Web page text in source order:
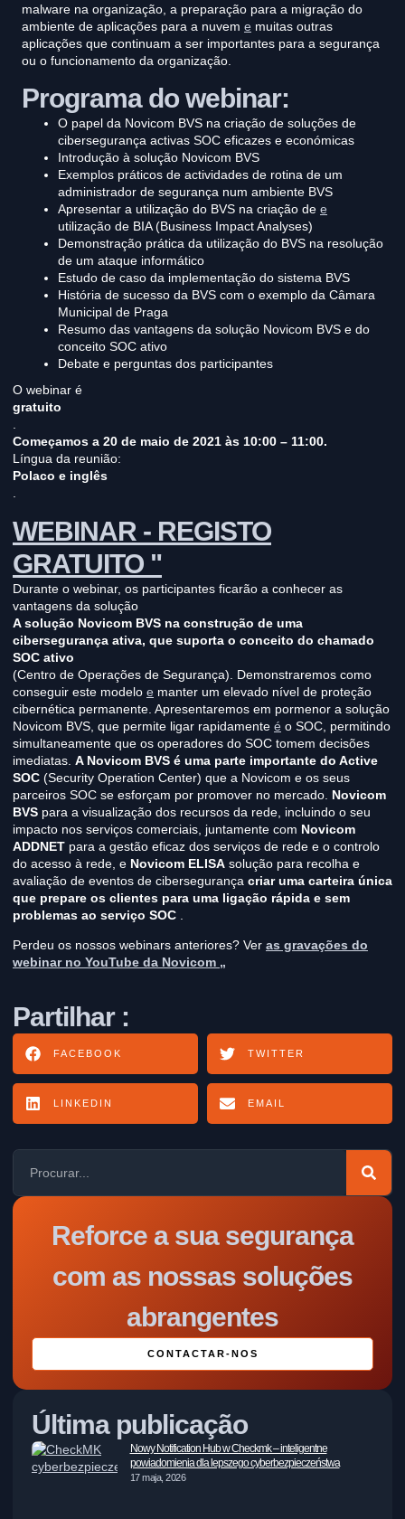
malware na organização, a preparação para a migração do
ambiente de aplicações para a nuvem e muitas outras
aplicações que continuam a ser importantes para a segurança
ou o funcionamento da organização.
Programa do webinar:
O papel da Novicom BVS na criação de soluções de
cibersegurança activas SOC eficazes e económicas
Introdução à solução Novicom BVS
Exemplos práticos de actividades de rotina de um
administrador de segurança num ambiente BVS
Apresentar a utilização do BVS na criação de e
utilização de BIA (Business Impact Analyses)
Demonstração prática da utilização do BVS na resolução
de um ataque informático
Estudo de caso da implementação do sistema BVS
História de sucesso da BVS com o exemplo da Câmara
Municipal de Praga
Resumo das vantagens da solução Novicom BVS e do
conceito SOC ativo
Debate e perguntas dos participantes
O webinar é
gratuito
Começamos a 20 de maio de 2021 às 10:00 – 11:00.
Língua da reunião:
Polaco e inglês
WEBINAR - REGISTO
GRATUITO "
Durante o webinar, os participantes ficarão a conhecer as
vantagens da solução
A solução Novicom BVS na construção de uma
cibersegurança ativa, que suporta o conceito do chamado
SOC ativo
(Centro de Operações de Segurança). Demonstraremos como
conseguir este modelo e manter um elevado nível de proteção
cibernética permanente. Apresentaremos em pormenor a solução
Novicom BVS, que permite ligar rapidamente é o SOC, permitindo
simultaneamente que os operadores do SOC tomem decisões
imediatas. A Novicom BVS é uma parte importante do Active
SOC (Security Operation Center) que a Novicom e os seus
parceiros SOC se esforçam por promover no mercado. Novicom
BVS para a visualização dos recursos da rede, incluindo o seu
impacto nos serviços comerciais, juntamente com Novicom
ADDNET para a gestão eficaz dos serviços de rede e o controlo
do acesso à rede, e Novicom ELISA solução para recolha e
avaliação de eventos de cibersegurança criar uma carteira única
que prepare os clientes para uma ligação rápida e sem
problemas ao serviço SOC
Perdeu os nossos webinars anteriores? Ver as gravações do
webinar no YouTube da Novicom „
Partilhar :
FACEBOOK TWITTER
LINKEDIN EMAIL
Reforce a sua segurança
com as nossas soluções
abrangentes
CONTACTAR-NOS
Última publicação
Nowy Notification Hub w Checkmk – inteligentne
powiadomienia dla lepszego cyberbezpieczeństwa
17 maja, 2026